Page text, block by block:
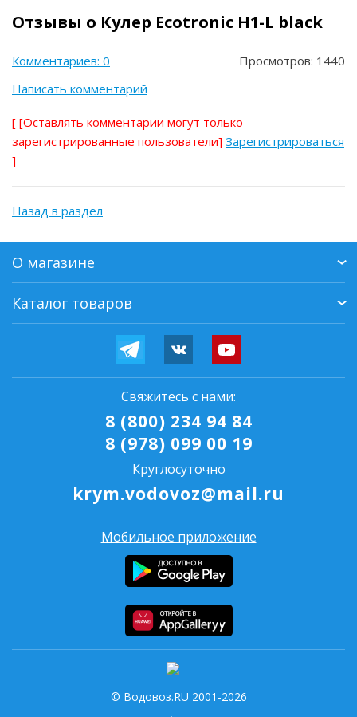
Отзывы о Кулер Ecotronic H1-L black
Комментариев: 0
Просмотров: 1440
Написать комментарий
[ [Оставлять комментарии могут только
зарегистрированные пользователи] Зарегистрироваться
]
Назад в раздел
О магазине
Каталог товаров
Свяжитесь с нами:
8 (800) 234 94 84
8 (978) 099 00 19
Круглосуточно
krym.vodovoz@mail.ru
Мобильное приложение
© Водовоз.RU 2001-2026